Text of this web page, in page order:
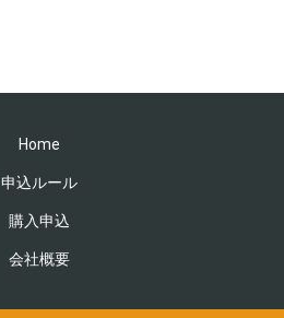
Home
申込ルール
購入申込
会社概要